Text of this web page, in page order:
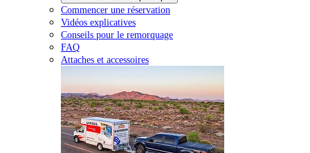
Commencer une réservation
Vidéos explicatives
Conseils pour le remorquage
FAQ
Attaches et accessoires